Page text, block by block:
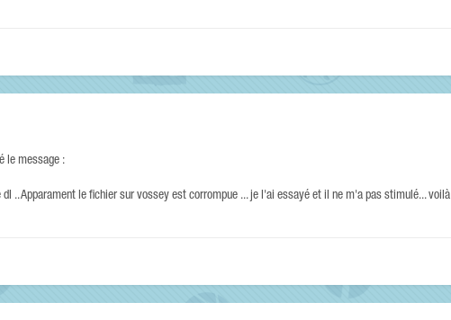
le message :
.. Apparament le fichier sur vossey est corrompue ... je l'ai essayé et il ne m'a pas stimulé... voilà